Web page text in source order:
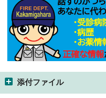
添付ファイル